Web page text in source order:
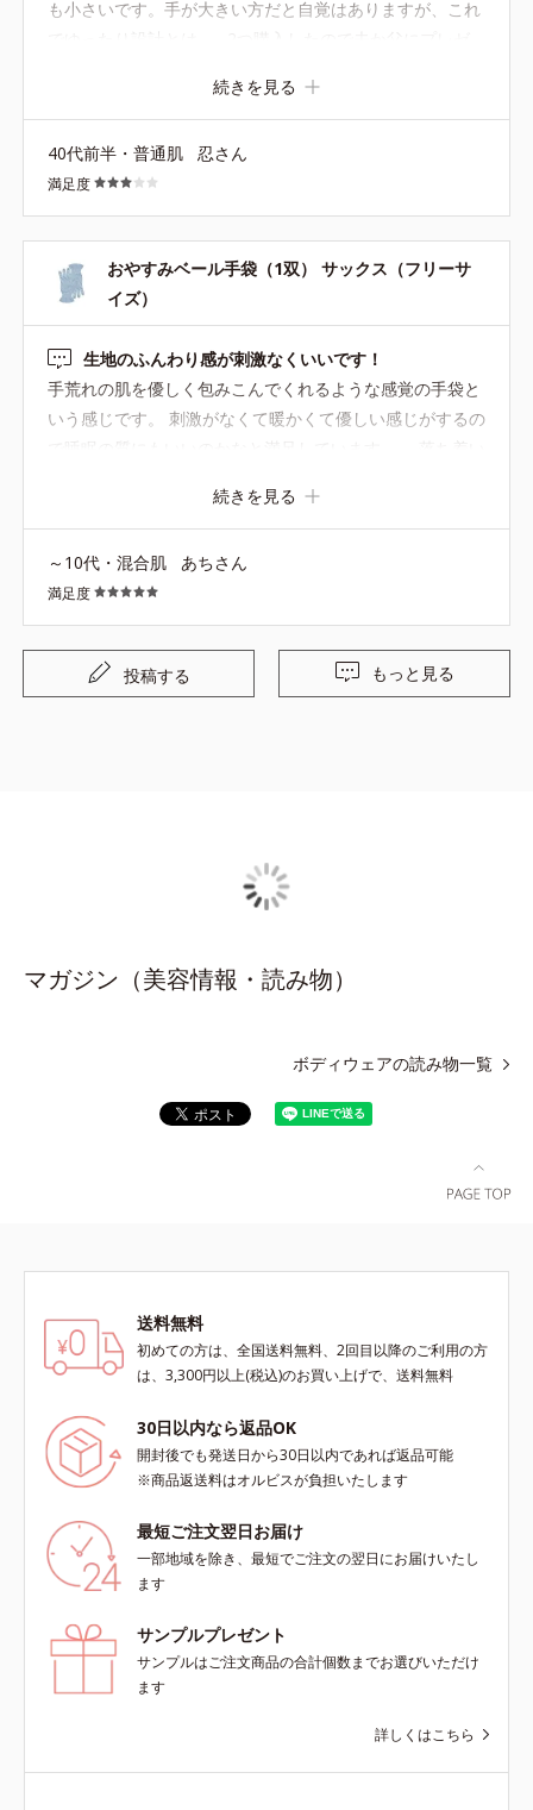
も小さいです。手が大きい方だと自覚はありますが、これ
心地はいいので、色は1種類で、指部分がもう1cm長いも
のを作ってほしいです。
続きを見る
40代前半・普通肌 忍さん
満足度
おやすみベール手袋（1双） サックス（フリーサ
イズ）
生地のふんわり感が刺激なくいいです！
手荒れの肌を優しく包みこんでくれるような感覚の手袋と
いう感じです。 刺激がなくて暖かくて優しい感じがするの
続きを見る
～10代・混合肌 あちさん
満足度
投稿する もっと見る
マガジン（美容情報・読み物）
ボディウェアの読み物一覧
送料無料
初めての方は、全国送料無料、2回目以降のご利用の方
は、3,300円以上(税込)のお買い上げで、送料無料
30日以内なら返品OK
開封後でも発送日から30日以内であれば返品可能
※商品返送料はオルビスが負担いたします
最短ご注文翌日お届け
一部地域を除き、最短でご注文の翌日にお届けいたし
ます
サンプルプレゼント
サンプルはご注文商品の合計個数までお選びいただけ
ます
詳しくはこちら